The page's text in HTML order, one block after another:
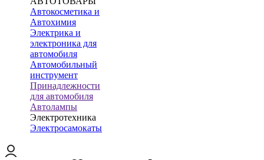
Автокосметика и
Автохимия
Электрика и
электроника для
автомобиля
Автомобильный
инструмент
Принадлежности
для автомобиля
Автолампы
Электротехника
Электросамокаты